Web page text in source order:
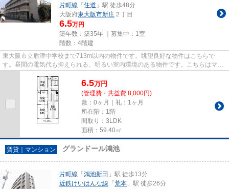
片町線 「 住道 」駅 徒歩48分
大阪府東大阪市新庄 ２丁目
6.5万円
築年数：築35年 ｜募集中： 1室
階数：4階建
東大阪市立盾津中学校まで713m以内の物件です。眺望良好な物件はこちらで
す。昼間の電気代も抑えられる、明るい室内環境のある物件です。こちらはマン
ションタイプになります。住都エ...
6.5万円
(管理費・共益費 8,000円)
敷：0ヶ月｜礼：1ヶ月
所在階：1階
間取り：3LDK
面積：59.40㎡
賃貸｜マンション グランドール鴻池
片町線 「 鴻池新田 」駅 徒歩13分
近鉄けいはんな線 「 荒本 」駅 徒歩26分